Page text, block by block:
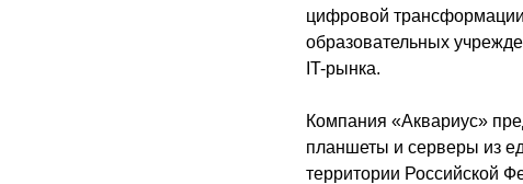
цифровой
образовательных
IT-рынка.
Компания «Аквариус»
планшеты и серверы из
территории Российской